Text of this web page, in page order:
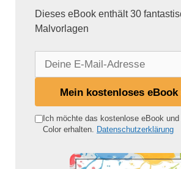
Dieses eBook enthält 30
Malvorlagen
e
Mein kostenloses
Ich möchte das kostenlose eBook
Color erhalten. Datenschutzerklärung